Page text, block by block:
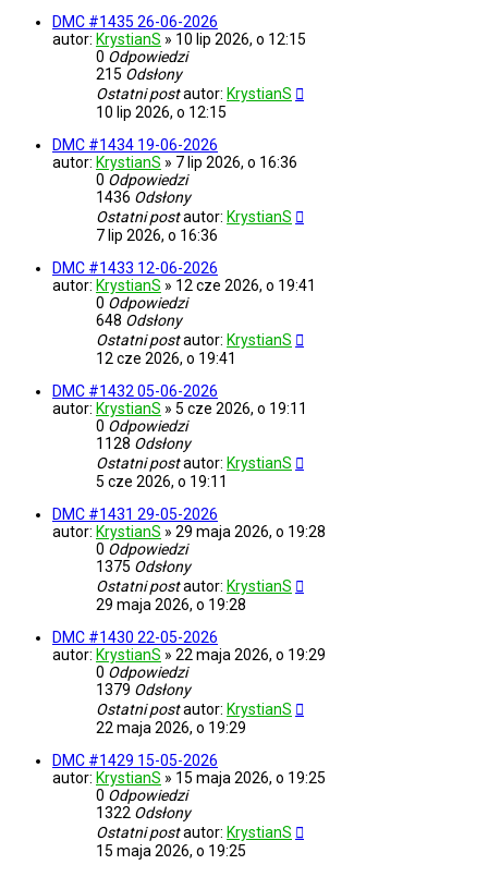
DMC #1435 26-06-2026
autor: KrystianS » 10 lip 2026, o 12:15
0 Odpowiedzi
215 Odsłony
Ostatni postautor: KrystianS
10 lip 2026, o 12:15
DMC #1434 19-06-2026
autor: KrystianS » 7 lip 2026, o 16:36
0 Odpowiedzi
1436 Odsłony
Ostatni postautor: KrystianS
7 lip 2026, o 16:36
DMC #1433 12-06-2026
autor: KrystianS » 12 cze 2026, o 19:41
0 Odpowiedzi
648 Odsłony
Ostatni postautor: KrystianS
12 cze 2026, o 19:41
DMC #1432 05-06-2026
autor: KrystianS » 5 cze 2026, o 19:11
0 Odpowiedzi
1128 Odsłony
Ostatni postautor: KrystianS
5 cze 2026, o 19:11
DMC #1431 29-05-2026
autor: KrystianS » 29 maja 2026, o 19:28
0 Odpowiedzi
1375 Odsłony
Ostatni postautor: KrystianS
29 maja 2026, o 19:28
DMC #1430 22-05-2026
autor: KrystianS » 22 maja 2026, o 19:29
0 Odpowiedzi
1379 Odsłony
Ostatni postautor: KrystianS
22 maja 2026, o 19:29
DMC #1429 15-05-2026
autor: KrystianS » 15 maja 2026, o 19:25
0 Odpowiedzi
1322 Odsłony
Ostatni postautor: KrystianS
15 maja 2026, o 19:25